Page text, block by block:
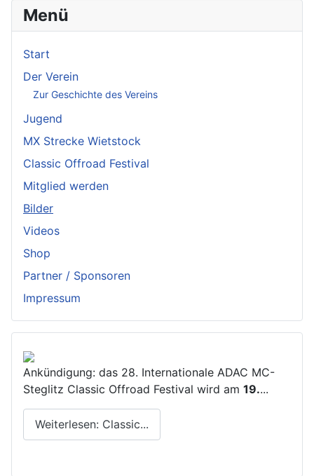
Menü
Start
Der Verein
Zur Geschichte des Vereins
Jugend
MX Strecke Wietstock
Classic Offroad Festival
Mitglied werden
Bilder
Videos
Shop
Partner / Sponsoren
Impressum
Ankündigung: das 28. Internationale ADAC MC-
Steglitz Classic Offroad Festival wird am 19....
Weiterlesen: Classic...